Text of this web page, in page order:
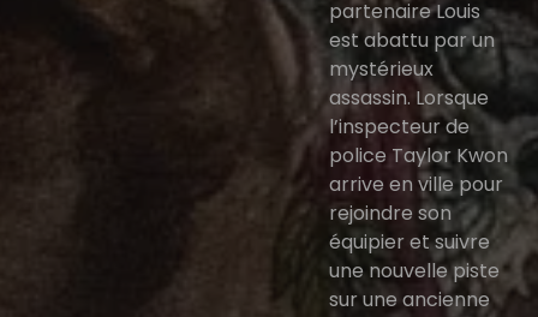
partenaire Louis
est abattu par un
mystérieux
assassin. Lorsque
l’inspecteur de
police Taylor Kwon
arrive en ville pour
rejoindre son
équipier et suivre
une nouvelle piste
sur une ancienne